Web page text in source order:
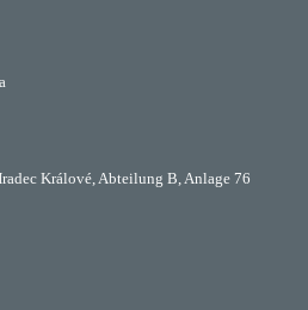
Králové, Abteilung B, Anlage 76